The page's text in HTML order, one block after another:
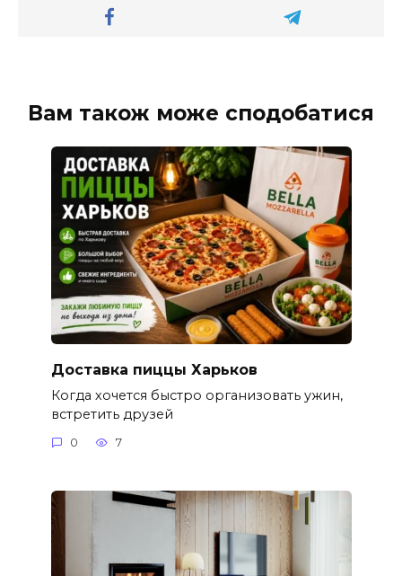
Вам також може сподобатися
Доставка пиццы Харьков
Когда хочется быстро организовать ужин,
встретить друзей
0 7